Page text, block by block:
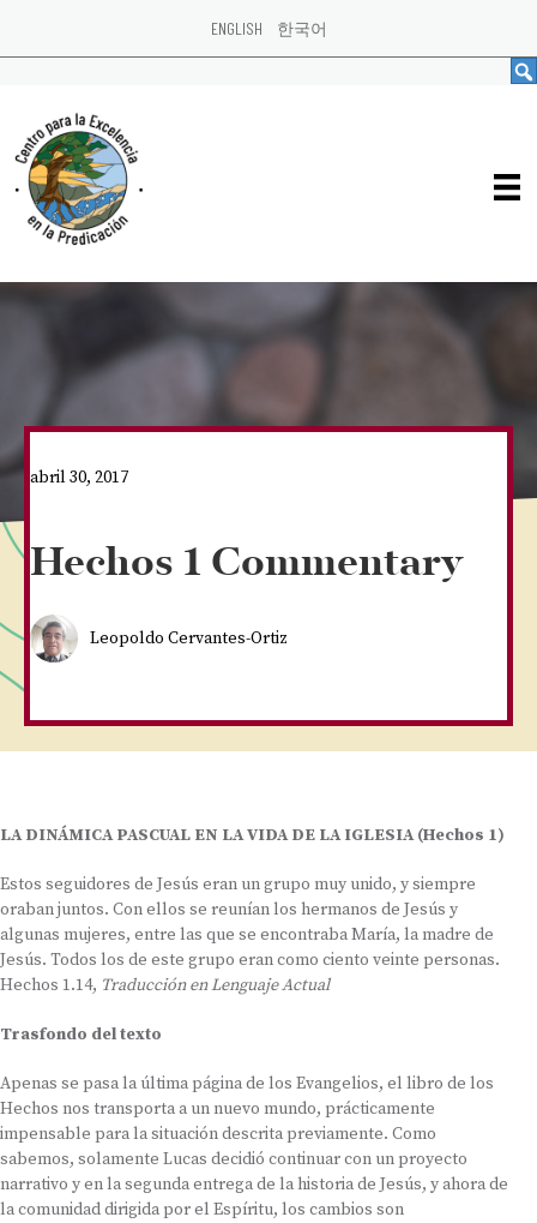
ENGLISH 한국어
abril 30, 2017
Hechos 1 Commentary
Leopoldo Cervantes-Ortiz
LA DINÁMICA PASCUAL EN LA VIDA DE LA IGLESIA (Hechos 1)
Estos seguidores de Jesús eran un grupo muy unido, y siempre
oraban juntos. Con ellos se reunían los hermanos de Jesús y
algunas mujeres, entre las que se encontraba María, la madre de
Jesús. Todos los de este grupo eran como ciento veinte personas.
Hechos 1.14, Traducción en Lenguaje Actual
Trasfondo del texto
Apenas se pasa la última página de los Evangelios, el libro de los
Hechos nos transporta a un nuevo mundo, prácticamente
impensable para la situación descrita previamente. Como
sabemos, solamente Lucas decidió continuar con un proyecto
narrativo y en la segunda entrega de la historia de Jesús, y ahora de
la comunidad dirigida por el Espíritu, los cambios son